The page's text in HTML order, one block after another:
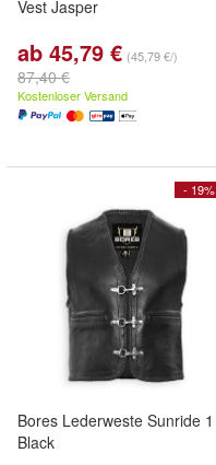
Vest Jasper
ab 45,79 € (45,79 €/)
87,40 €
Kostenloser Versand
- 19%
Bores Lederweste Sunride 1
Black